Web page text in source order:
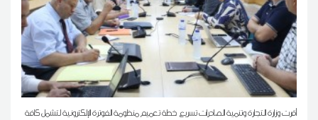
أقرت وزارة التجارة وتنمية الصادرات تسريع خطة تعميم منظومة الفوترة الإلكترونية لتشمل كافة